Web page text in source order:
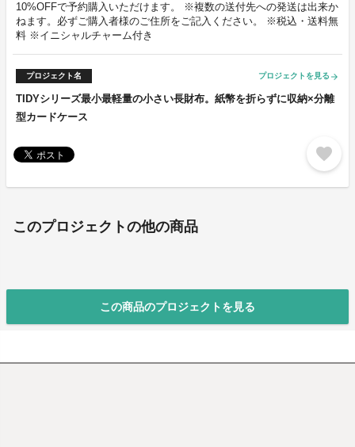
10%OFFで予約購入いただけます。 ※複数の送付先への発送は出来か
ねます。必ずご購入者様のご住所をご記入ください。 ※税込・送料無
料 ※イニシャルチャーム付き
プロジェクト名 プロジェクトを見る arrow_forward
TIDYシリーズ最小最軽量の小さい長財布。紙幣を折らずに収納×分離
型カードケース
favorite
このプロジェクトの他の商品
この商品のプロジェクトを見る